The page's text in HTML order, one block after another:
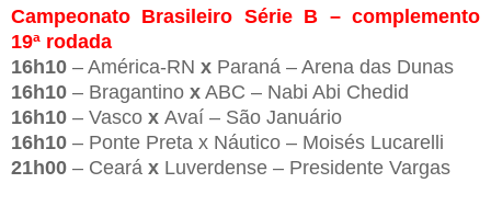
Campeonato Brasileiro Série B – complemento
19ª rodada
16h10 – América-RN x Paraná – Arena das Dunas
16h10 – Bragantino x ABC – Nabi Abi Chedid
16h10 – Vasco x Avaí – São Januário
16h10 – Ponte Preta x Náutico – Moisés Lucarelli
21h00 – Ceará x Luverdense – Presidente Vargas